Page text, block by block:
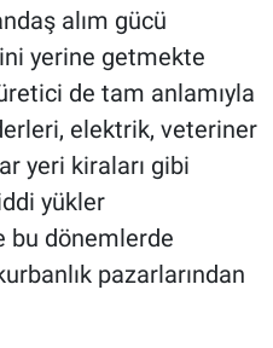
alım gücü
yerine getmekte
de tam anlamıyla
elektrik, veteriner
yeri kiraları gibi
yükler
bu dönemlerde
pazarlarından